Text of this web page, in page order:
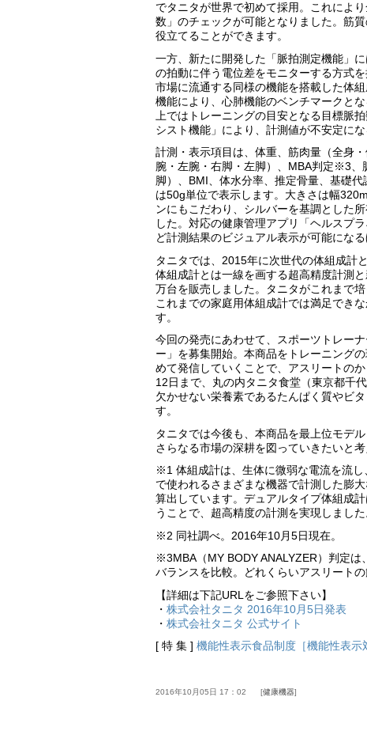
でタニタが世界で初めて採用。これによ
数」のチェックが可能となりました。筋
役立てることができます。
一方、新たに開発した「脈拍測定機能」
の拍動に伴う電位差をモニターする方式
市場に流通する同様の機能を搭載した体
機能により、心肺機能のベンチマークと
上ではトレーニングの目安となる目標脈
シスト機能」により、計測値が不安定に
計測・表示項目は、体重、筋肉量（全身
腕・左腕・右脚・左脚）、MBA判定※3、
脚）、BMI、体水分率、推定骨量、基礎
は50g単位で表示します。大きさは幅
ンにもこだわり、シルバーを基調とした
した。対応の健康管理アプリ「ヘルスプ
ど計測結果のビジュアル表示が可能にな
タニタでは、2015年に次世代の体組成計
体組成計とは一線を画する超高精度計測
万台を販売しました。タニタがこれまで
これまでの家庭用体組成計では満足でき
す。
今回の発売にあわせて、スポーツトレー
ー」を募集開始。本商品をトレーニング
めて発信していくことで、アスリートの
12日まで、丸の内タニタ食堂（東京都千
欠かせない栄養素であるたんぱく質やビ
す。
タニタでは今後も、本商品を最上位モデ
さらなる市場の深耕を図っていきたいと考
※1 体組成計は、生体に微弱な電流を流
で使われるさまざまな機器で計測した膨
算出しています。デュアルタイプ体組成
うことで、超高精度の計測を実現しました
※2 同社調べ。2016年10月5日現在。
※3MBA（MY BODY ANALYZER）判定
バランスを比較。どれくらいアスリート
【詳細は下記URLをご参照下さい】
・ 株式会社タニタ 2016年10月5日発表
・ 株式会社タニタ 公式サイト
[ 特 集 ] 機能性表示食品制度［機能性表示
2016年10月05日 17：02 健康機器